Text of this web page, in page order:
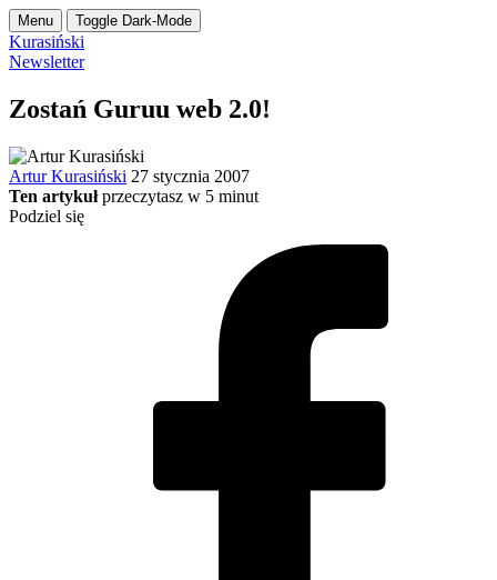
Menu Toggle Dark-Mode
Kurasiński
Newsletter
Zostań Guruu web 2.0!
Artur Kurasiński 27 stycznia 2007
Ten artykuł przeczytasz w 5 minut
Podziel się